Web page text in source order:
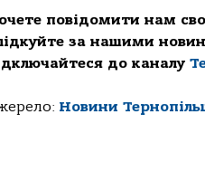
повідомити нам
за нашими
до каналу
Новини